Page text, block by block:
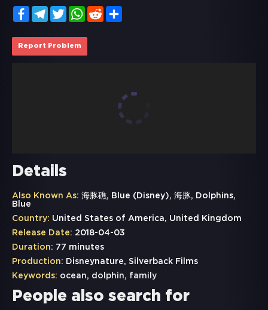
FacebookTelegramTwitterWhatsApp
Reddit
Report Problem
Details
Also Known As: 海豚礁, Blue (Disney), 海豚, Dolphins,
Blue
Country: United States of America, United Kingdom
Release Date: 2018-04-03
Duration: 77 minutes
Production: Disneynature, Silverback Films
Keywords: ocean, dolphin, family
People also search for